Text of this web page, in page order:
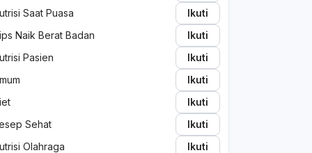
Saat Puasa
Ikuti
Naik Berat Badan
Ikuti
Pasien
Ikuti
Ikuti
Ikuti
Sehat
Ikuti
Olahraga
Ikuti